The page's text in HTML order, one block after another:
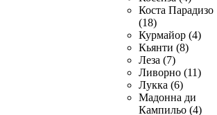
Коста Парадизо
(18)
Курмайор (4)
Кьянти (8)
Леза (7)
Ливорно (11)
Лукка (6)
Мадонна ди
Кампильо (4)